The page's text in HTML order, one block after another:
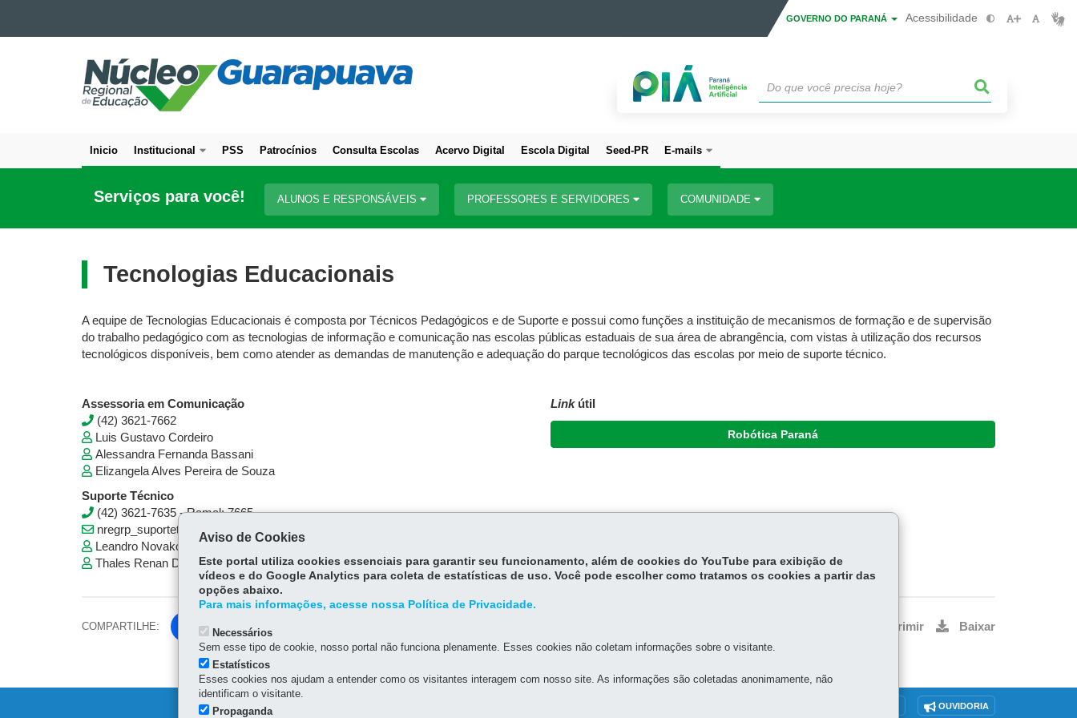
Ir para a navegação
Ir para a busca
GOVERNO DO PARANÁ Acessibilidade
NÚCLEO
REGIONAL
DE
GUARAPUAVA
Navegação
principal
Inicio Institucional PSS Patrocínios Consulta Escolas Acervo Digital Escola Digital Seed-PR E-mails
Serviços para você! ALUNOS E RESPONSÁVEIS PROFESSORES E SERVIDORES COMUNIDADE
Tecnologias Educacionais
A equipe de Tecnologias Educacionais é composta por Técnicos Pedagógicos e de Suporte e possui como funções a instituição de mecanismos de formação e de supervisão
do trabalho pedagógico com as tecnologias de informação e comunicação nas escolas públicas estaduais de sua área de abrangência, com vistas à utilização dos recursos
tecnológicos disponíveis, bem como atender as demandas de manutenção e adequação do parque tecnológicos das escolas por meio de suporte técnico.
Assessoria em Comunicação
(42) 3621-7662
Luis Gustavo Cordeiro
Alessandra Fernanda Bassani
Elizangela Alves Pereira de Souza
Suporte Técnico
(42) 3621-7635 - Ramal: 7665
nregrp_suportetecnico@educacao.pr.gov.br
Leandro Novakovski
Thales Renan Dos Santos Andrade
Linkútil
Robótica Paraná
COMPARTILHE:
Fa
ce
bo
ok
Tw
itt
er
Imprimir Baixar
OUVIDORIA
Aviso de Cookies
Este portal utiliza cookies essenciais para garantir seu funcionamento, além de cookies do YouTube para exibição de
vídeos e do Google Analytics para coleta de estatísticas de uso. Você pode escolher como tratamos os cookies a partir das
opções abaixo.
Para mais informações, acesse nossa Política de Privacidade.
Necessários
Sem esse tipo de cookie, nosso portal não funciona plenamente. Esses cookies não coletam informações sobre o visitante.
Estatísticos
Esses cookies nos ajudam a entender como os visitantes interagem com nosso site. As informações são coletadas anonimamente, não
identificam o visitante.
Propaganda